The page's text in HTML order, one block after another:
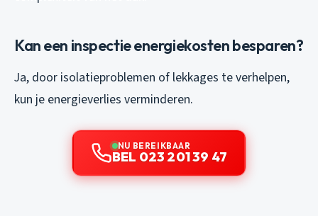
Kan een inspectie energiekosten besparen?
Ja, door isolatieproblemen of lekkages te verhelpen,
kun je energieverlies verminderen.
NU BEREIKBAAR
BEL 023 201 39 47